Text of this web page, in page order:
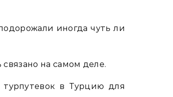
иногда чуть ли
на самом деле.
в Турцию для